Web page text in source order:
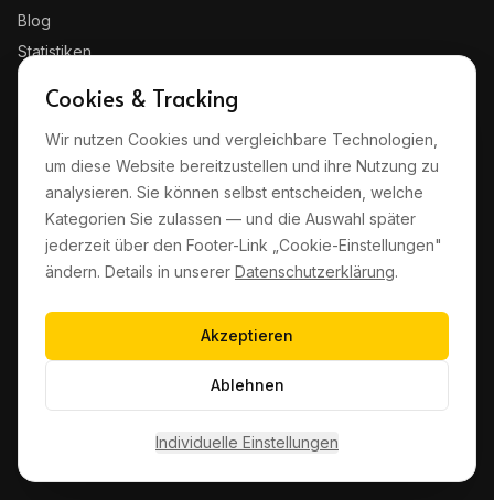
Blog
Statistiken
RECHTLICHES
Impressum
Datenschutz
AGB
Haftungsausschluss
Cookie-Einstellungen
2026quickz GmbH · Wampachstraße 10, 54295 Trier
Cookies & Tracking
Wir nutzen Cookies und vergleichbare Technologien,
um diese Website bereitzustellen und ihre Nutzung zu
analysieren. Sie können selbst entscheiden, welche
Kategorien Sie zulassen — und die Auswahl später
jederzeit über den Footer-Link „Cookie-Einstellungen"
ändern. Details in unserer Datenschutzerklärung.
Akzeptieren
Ablehnen
Individuelle Einstellungen